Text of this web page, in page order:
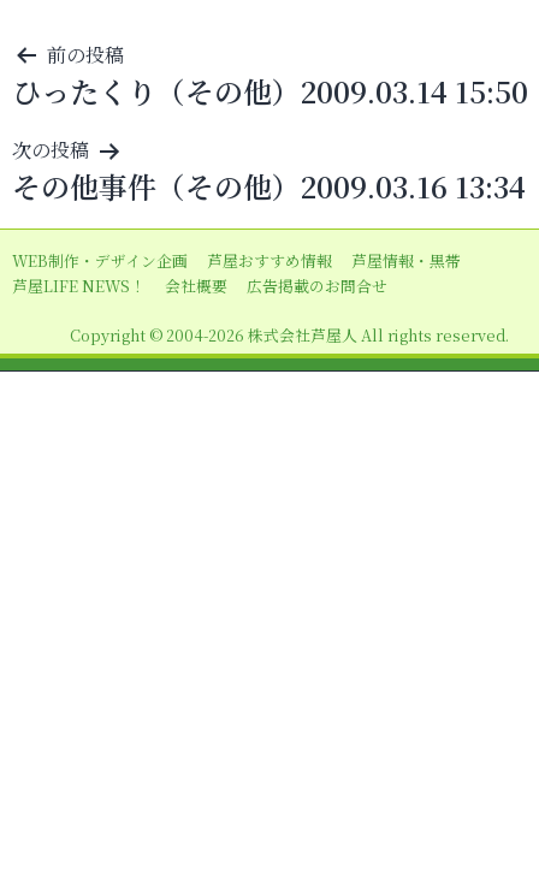
投
稿
ナ
ビ
ゲ
ー
シ
ン
前の投稿
ひったくり（その他）2009.03.14 15:50
次の投稿
その他事件（その他）2009.03.16 13:34
WEB制作・デザイン企画 芦屋おすすめ情報
芦屋情報・黒帯
芦屋LIFE NEWS！
会社概要 広告掲載のお問合せ
Copyright © 2004-2026 株式会社芦屋人 All rights reserved.